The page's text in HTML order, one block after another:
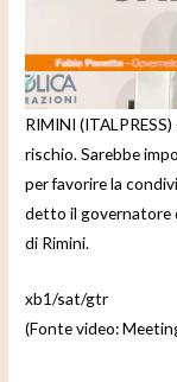
RIMINI
rischio. Sarebbe
per favorire la
detto il governatore
di Rimini.
xb1/sat/gtr
(Fonte video: